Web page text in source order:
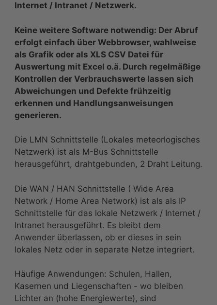
Internet / Intranet / Netzwerk.
Keine weitere Software notwendig: Der Abruf
erfolgt einfach über Webbrowser, wahlweise
als Grafik oder als XLS CSV Datei für
Auswertung mit Excel o.ä. Durch regelmäßige
Kontrollen der Verbrauchswerte lassen sich
Abweichungen und Defekte frühzeitig
erkennen und Handlungsanweisungen
generieren.
Die LMN Schnittstelle (Lokales meteorlogisches
Netzwerk) ist als M-Bus Schnittstelle
herausgeführt, drahtgebunden, 2 Draht Leitung.
Die WAN / HAN Schnittstelle ( Wide Area
Network / Home Area Network) ist als als IP
Schnittstelle für das lokale Netzwerk / Internet /
Intranet herausgeführt. Es bleibt dem
Anwender überlassen, ob er dieses in sein
lokales Netz oder in separate Netze integriert.
Häufige Anwendungen: Schulen, Hallen,
Kasernen und Liegenschaften - wo bleiben
Lichter an (hohe Energiewerte), sind